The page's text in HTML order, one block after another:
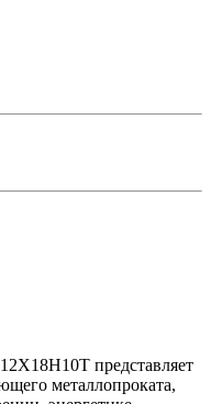
представляет
металлопроката,